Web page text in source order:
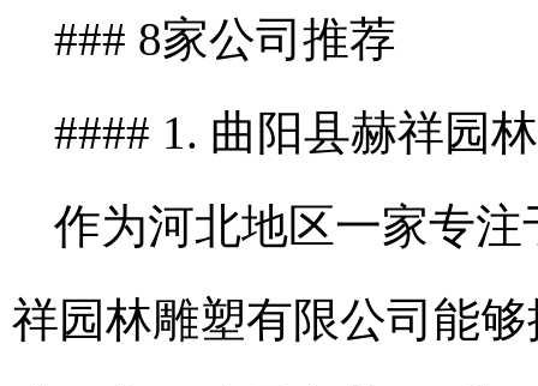
### 8家公司推荐
#### 1. 曲阳县赫祥园
作为河北地区一家专
祥园林雕塑有限公司能